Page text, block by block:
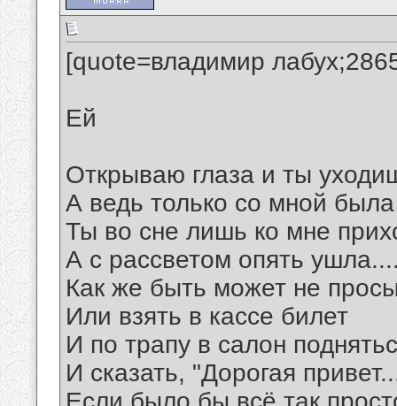
[quote=владимир
Ей
Открываю глаза и ты
А ведь только со мной была
Ты во сне лишь ко мне
А с рассветом опять
Как же быть может не
Или взять в кассе билет
И по трапу в салон
И сказать, "Дорогая